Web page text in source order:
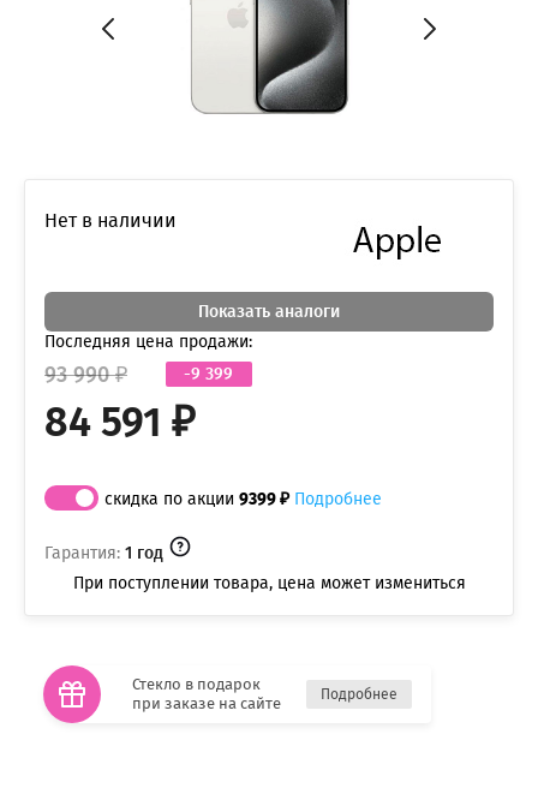
Нет в наличии
Показать аналоги
Гарантия: 1 год
Последняя цена продажи:
-9 399
93 990 ₽
84 591 ₽
скидка по акции 9399 ₽ Подробнее
При поступлении товара, цена может измениться
Стекло в подарок
при заказе на сайте
Подробнее